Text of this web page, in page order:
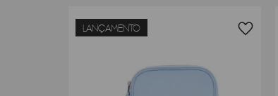
LANÇAMENTO